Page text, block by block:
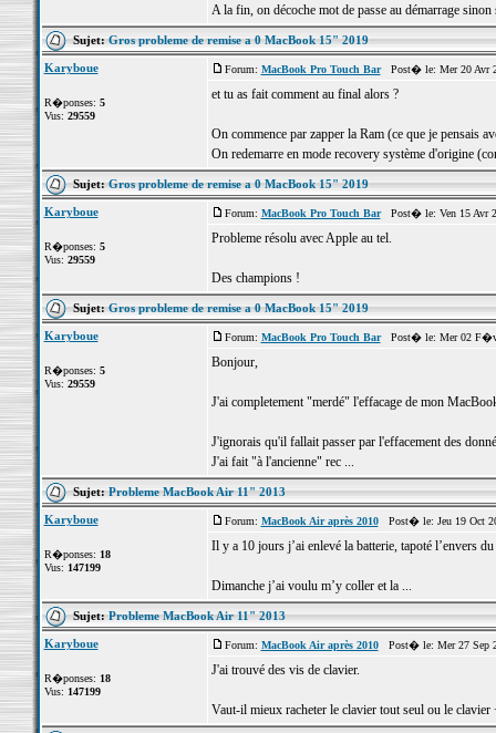
A la fin, on décoche mot de passe au démarrage
Sujet:Gros probleme de remise a 0 MacBook 15" 2019
Karyboue
R�ponses: 5
Vus: 29559
Forum: MacBook Pro Touch BarPost� le: Mer 20 Avr
et tu as fait comment au final alors ?
On commence par zapper la Ram (ce que je pensais
On redemarre en mode recovery système d'origine
Sujet:Gros probleme de remise a 0 MacBook 15" 2019
Karyboue
R�ponses: 5
Vus: 29559
Forum: MacBook Pro Touch BarPost� le: Ven 15 Avr
Probleme résolu avec Apple au tel.
Des champions !
Sujet:Gros probleme de remise a 0 MacBook 15" 2019
Karyboue
R�ponses: 5
Vus: 29559
Forum: MacBook Pro Touch BarPost� le: Mer 02 F�v
Bonjour,
J'ai completement "merdé" l'effacage de mon
J'ignorais qu'il fallait passer par l'effacement des
J'ai fait "à l'ancienne" rec ...
Sujet:Probleme MacBook Air 11" 2013
Karyboue
R�ponses: 18
Vus: 147199
Forum: MacBook Air après 2010Post� le: Jeu 19 Oct
Il y a 10 jours j’ai enlevé la batterie, tapoté l’envers
Dimanche j’ai voulu m’y coller et la ...
Sujet:Probleme MacBook Air 11" 2013
Karyboue
R�ponses: 18
Vus: 147199
Forum: MacBook Air après 2010Post� le: Mer 27 Sep
J'ai trouvé des vis de clavier.
Vaut-il mieux racheter le clavier tout seul ou le